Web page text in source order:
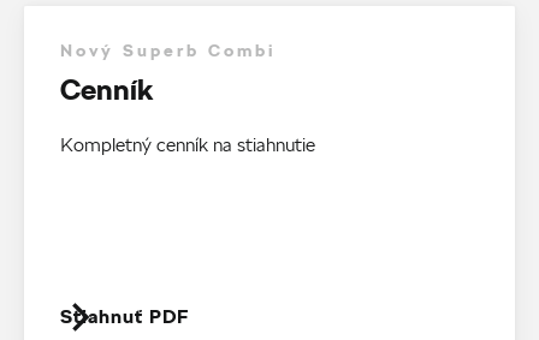
Nový Superb Combi
Cenník
Kompletný cenník na stiahnutie
Stiahnuť PDF